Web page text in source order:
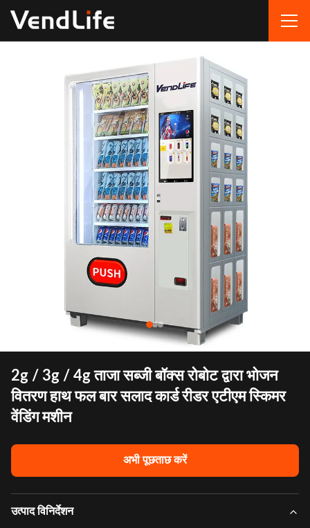
2g / 3g / 4g ताजा सब्जी बॉक्स रोबोट द्वारा भोजन
वितरण हाथ फल बार सलाद कार्ड रीडर एटीएम स्किमर
वेंडिंग मशीन
अभी पूछताछ करें
उत्पाद विनिर्देशन